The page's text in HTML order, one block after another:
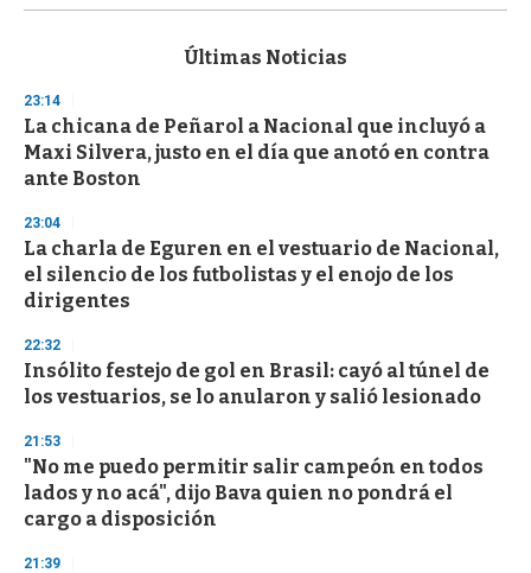
s
d
s
o
f
3
s
e
c
o
n
Últimas Noticias
23:14
La chicana de Peñarol a Nacional que incluyó a
Maxi Silvera, justo en el día que anotó en contra
ante Boston
23:04
La charla de Eguren en el vestuario de Nacional,
el silencio de los futbolistas y el enojo de los
dirigentes
22:32
Insólito festejo de gol en Brasil: cayó al túnel de
los vestuarios, se lo anularon y salió lesionado
21:53
"No me puedo permitir salir campeón en todos
lados y no acá", dijo Bava quien no pondrá el
cargo a disposición
21:39